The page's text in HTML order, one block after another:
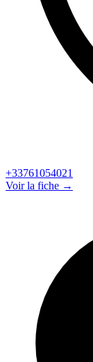
+33761054021
Voir la fiche →